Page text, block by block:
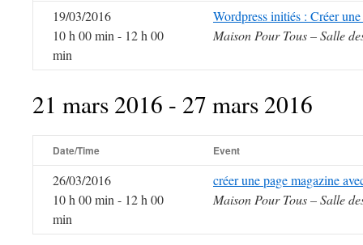
19/03/2016
10 h 00 min - 12 h 00
min
Wordpress initiés : Créer
Maison Pour Tous – Salle
21 mars 2016 - 27 mars 2016
Date/Time Event
26/03/2016
10 h 00 min - 12 h 00
min
créer une page magazine
Maison Pour Tous – Salle